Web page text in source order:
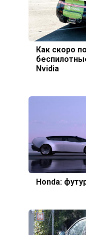
Как скоро
Nvidia
Honda: